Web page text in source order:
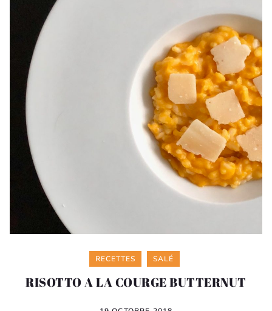
Categories
RECETTES SALÉ
RISOTTO A LA COURGE BUTTERNUT